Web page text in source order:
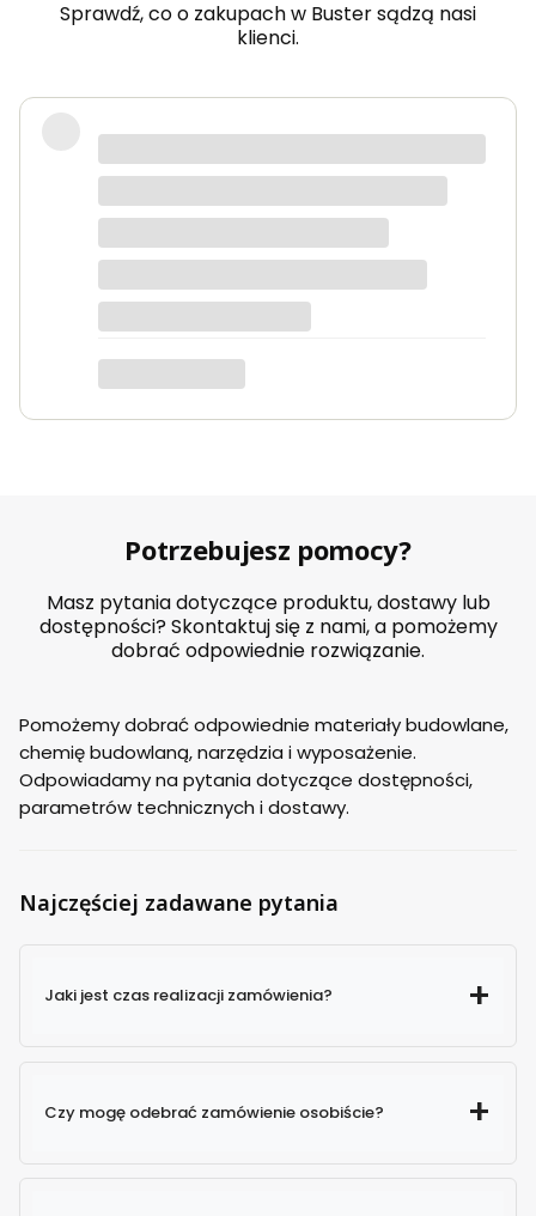
Sprawdź, co o zakupach w Buster sądzą nasi
klienci.
Potrzebujesz pomocy?
Masz pytania dotyczące produktu, dostawy lub
dostępności? Skontaktuj się z nami, a pomożemy
dobrać odpowiednie rozwiązanie.
Pomożemy dobrać odpowiednie materiały budowlane,
chemię budowlaną, narzędzia i wyposażenie.
Odpowiadamy na pytania dotyczące dostępności,
parametrów technicznych i dostawy.
Najczęściej zadawane pytania
Jaki jest czas realizacji zamówienia?
Czy mogę odebrać zamówienie osobiście?